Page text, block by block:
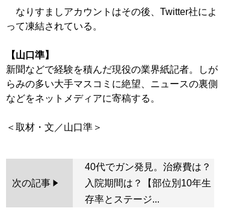
なりすましアカウントはその後、Twitter社によ
って凍結されている。
【山口準】
新聞などで経験を積んだ現役の業界紙記者。しが
らみの多い大手マスコミに絶望、ニュースの裏側
などをネットメディアに寄稿する。
次の記事
40代でガン発見。治療費は？
入院期間は？【部位別10年生
存率とステージ...